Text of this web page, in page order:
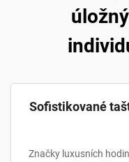
Sofistikované
Značky luxusních